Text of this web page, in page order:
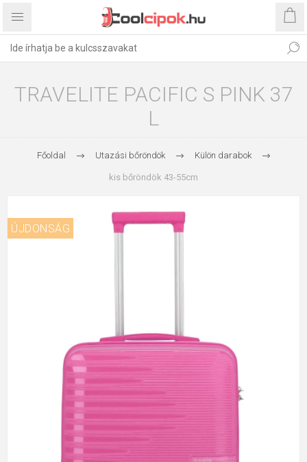
TRAVELITE PACIFIC S PINK 37
L
Főoldal Utazási bőröndök Külön darabok
kis bőröndök 43-55cm
ÚJDONSÁG